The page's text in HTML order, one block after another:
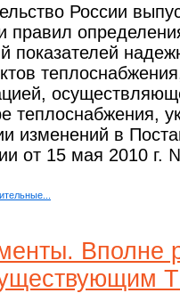
России
правил
показателей
теплоснабжения,
изменений в
от 15 мая 2010 г.
Вполне